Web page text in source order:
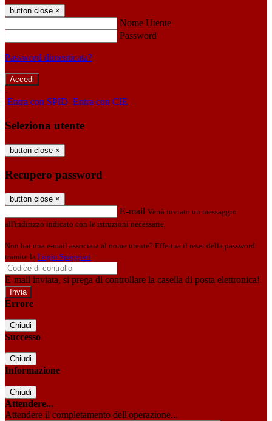
button close ×
Nome Utente
Password
Password dimenticata?
-
Entra con SPID Entra con CIE
Seleziona utente
button close ×
Recupero password
button close ×
E-mail Verrà inviato un messaggio
all'indirizzo indicato con le istruzioni necessarie.
Non hai una e-mail associata al nome utente? Effettua il reset della password
tramite la Login Spaggiari
E-mail inviata, si prega di controllare la casella di posta elettronica!
Errore
Chiudi
Successo
Chiudi
Informazione
Chiudi
Attendere...
Attendere il completamento dell'operazione...